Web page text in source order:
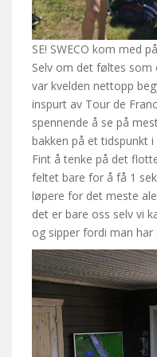
SE! SWECO kom med
Selv om det føltes
var kvelden nettopp
inspurt av Tour de
spennende å se på
bakken på et tidspunkt
Fint å tenke på det
feltet bare for å få 1
løpere for det meste
det er bare oss selv vi
og sipper fordi man har